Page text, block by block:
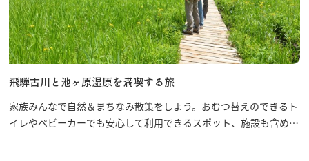
飛騨古川と池ヶ原湿原を満喫する旅
家族みんなで自然＆まちなみ散策をしよう。おむつ替えのできるト
イレやベビーカーでも安心して利用できるスポット、施設も含めて